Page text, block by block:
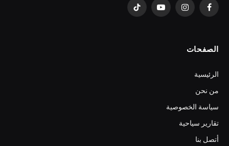
فيسبوكالانستغراميوتيوب تيكتوك
الصفحات
الرئيسية
من نحن
سياسة الخصوصية
تقارير سياحية
أتصل بنا